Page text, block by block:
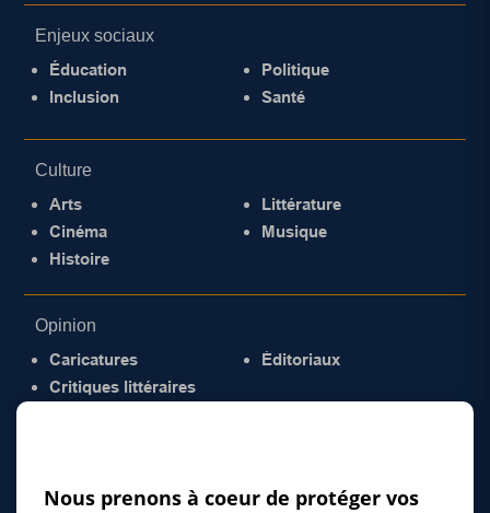
Enjeux sociaux
Éducation
Inclusion
Politique
Santé
Culture
Arts
Cinéma
Histoire
Littérature
Musique
Opinion
Caricatures
Critiques littéraires
Éditoriaux
Nous prenons à coeur de protéger vos